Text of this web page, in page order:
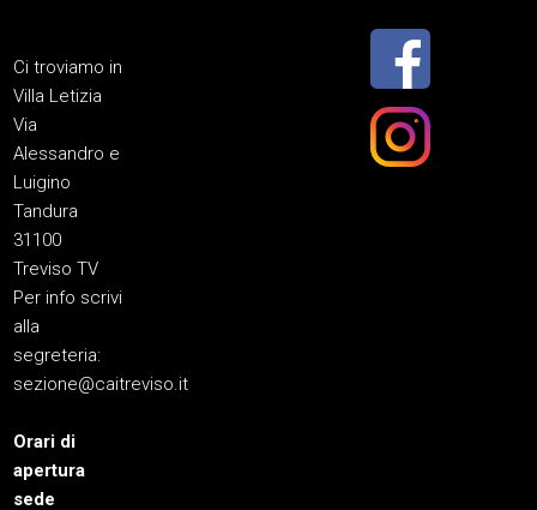
Ci troviamo in
Villa Letizia
Via
Alessandro e
Luigino
Tandura
31100
Treviso TV
Per info scrivi
alla
segreteria:
sezione@caitreviso.it
Orari di
apertura
sede